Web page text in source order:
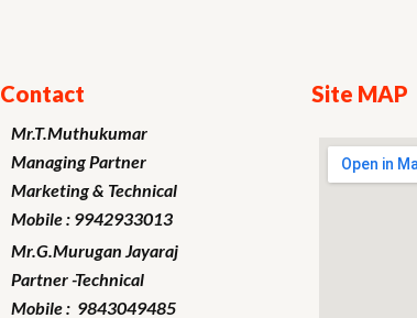
Contact
Mr.T.Muthukumar
Managing Partner
Marketing& Technical
Mobile : 9942933013
Mr.G.Murugan Jayaraj
Partner -Technical
Mobile : 9843049485
Site MAP